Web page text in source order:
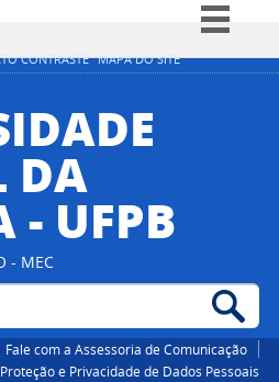
CONTRASTE MAPA DO SITE
Simplifique!
Participe
Acesso à informação
Canais
DA
- UFPB
- MEC
Fale com a Assessoria de Comunicação
Proteção e Privacidade de Dados Pessoais